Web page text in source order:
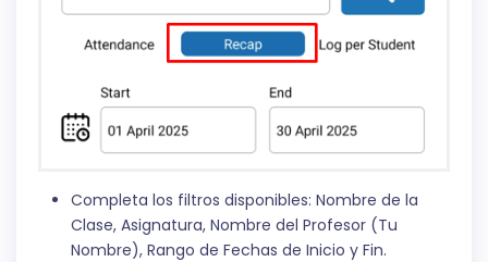
Completa los filtros disponibles: Nombre de la
Clase, Asignatura, Nombre del Profesor (Tu
Nombre), Rango de Fechas de Inicio y Fin.